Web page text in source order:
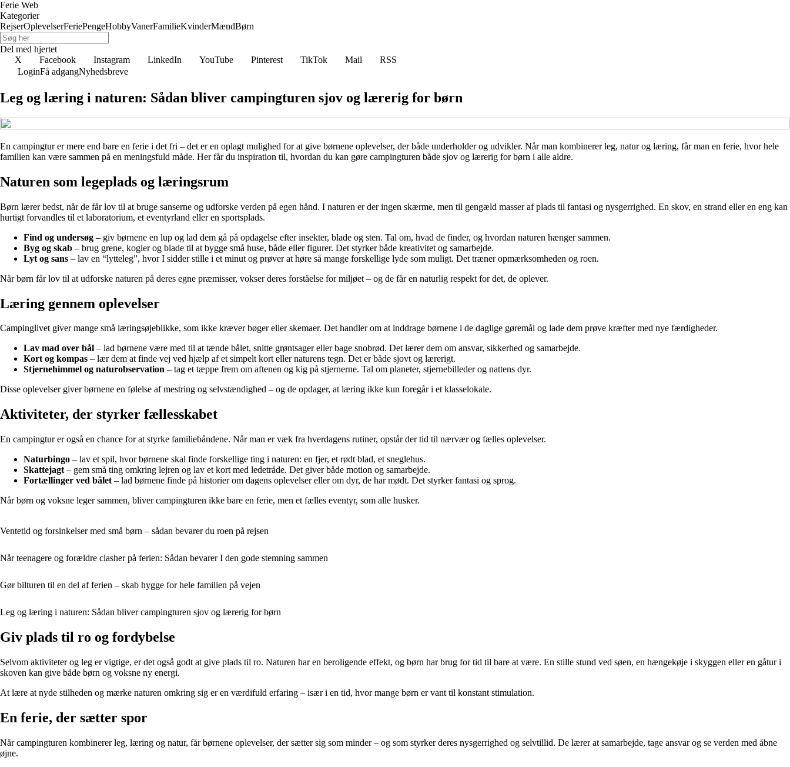
Ferie Web
Kategorier
RejserOplevelserFeriePengeHobbyVanerFamilieKvinderMændBørn
Del med hjertet
X
Facebook Instagram LinkedIn YouTube Pinterest TikTok Mail
RSS
LoginFå adgangNyhedsbreve
Leg og læring i naturen: Sådan bliver campingturen sjov og lærerig for børn
En campingtur er mere end bare en ferie i det fri – det er en oplagt mulighed for at give børnene oplevelser, der både underholder og udvikler. Når man kombinerer leg, natur og læring, får man en ferie, hvor hele
familien kan være sammen på en meningsfuld måde. Her får du inspiration til, hvordan du kan gøre campingturen både sjov og lærerig for børn i alle aldre.
Naturen som legeplads og læringsrum
Børn lærer bedst, når de får lov til at bruge sanserne og udforske verden på egen hånd. I naturen er der ingen skærme, men til gengæld masser af plads til fantasi og nysgerrighed. En skov, en strand eller en eng kan
hurtigt forvandles til et laboratorium, et eventyrland eller en sportsplads.
Find og undersøg – giv børnene en lup og lad dem gå på opdagelse efter insekter, blade og sten. Tal om, hvad de finder, og hvordan naturen hænger sammen.
Byg og skab – brug grene, kogler og blade til at bygge små huse, både eller figurer. Det styrker både kreativitet og samarbejde.
Lyt og sans – lav en “lytteleg”, hvor I sidder stille i et minut og prøver at høre så mange forskellige lyde som muligt. Det træner opmærksomheden og roen.
Når børn får lov til at udforske naturen på deres egne præmisser, vokser deres forståelse for miljøet – og de får en naturlig respekt for det, de oplever.
Læring gennem oplevelser
Campinglivet giver mange små læringsøjeblikke, som ikke kræver bøger eller skemaer. Det handler om at inddrage børnene i de daglige gøremål og lade dem prøve kræfter med nye færdigheder.
Lav mad over bål – lad børnene være med til at tænde bålet, snitte grøntsager eller bage snobrød. Det lærer dem om ansvar, sikkerhed og samarbejde.
Kort og kompas – lær dem at finde vej ved hjælp af et simpelt kort eller naturens tegn. Det er både sjovt og lærerigt.
Stjernehimmel og naturobservation – tag et tæppe frem om aftenen og kig på stjernerne. Tal om planeter, stjernebilleder og nattens dyr.
Disse oplevelser giver børnene en følelse af mestring og selvstændighed – og de opdager, at læring ikke kun foregår i et klasselokale.
Aktiviteter, der styrker fællesskabet
En campingtur er også en chance for at styrke familiebåndene. Når man er væk fra hverdagens rutiner, opstår der tid til nærvær og fælles oplevelser.
Naturbingo – lav et spil, hvor børnene skal finde forskellige ting i naturen: en fjer, et rødt blad, et sneglehus.
Skattejagt – gem små ting omkring lejren og lav et kort med ledetråde. Det giver både motion og samarbejde.
Fortællinger ved bålet – lad børnene finde på historier om dagens oplevelser eller om dyr, de har mødt. Det styrker fantasi og sprog.
Når børn og voksne leger sammen, bliver campingturen ikke bare en ferie, men et fælles eventyr, som alle husker.
Ventetid og forsinkelser med små børn – sådan bevarer du roen på rejsen
Når teenagere og forældre clasher på ferien: Sådan bevarer I den gode stemning sammen
Gør bilturen til en del af ferien – skab hygge for hele familien på vejen
Leg og læring i naturen: Sådan bliver campingturen sjov og lærerig for børn
Giv plads til ro og fordybelse
Selvom aktiviteter og leg er vigtige, er det også godt at give plads til ro. Naturen har en beroligende effekt, og børn har brug for tid til bare at være. En stille stund ved søen, en hængekøje i skyggen eller en gåtur i
skoven kan give både børn og voksne ny energi.
At lære at nyde stilheden og mærke naturen omkring sig er en værdifuld erfaring – især i en tid, hvor mange børn er vant til konstant stimulation.
En ferie, der sætter spor
Når campingturen kombinerer leg, læring og natur, får børnene oplevelser, der sætter sig som minder – og som styrker deres nysgerrighed og selvtillid. De lærer at samarbejde, tage ansvar og se verden med åbne
øjne.